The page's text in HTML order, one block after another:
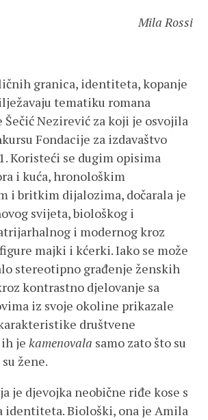
Mila Rossi
granica, identiteta, kopanje
tematiku romana
Šečić Nezirević za koji je osvojila
Fondacije za izdavaštvo
Koristeći se dugim opisima
i kuća, hronološkim
i britkim dijalozima, dočarala je
svijeta, biološkog i
i modernog kroz
majki i kćerki. Iako se može
stereotipno građenje ženskih
kontrastno djelovanje sa
iz svoje okoline prikazale
društvene
ih jekamenovala samo zato što su
žene.
je djevojka neobične riđe kose s
identiteta. Biološki, ona je Amila